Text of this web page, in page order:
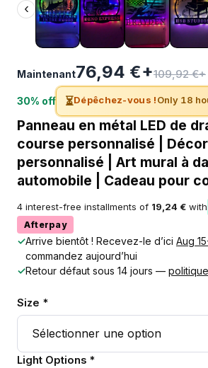
‹
Maintenant76,94 €+109,92 €+
30% off ⏳Dépêchez-vous !Only 18
Panneau en métal LED de
course personnalisé |
personnalisé | Art mural à
automobile | Cadeau pour
4 interest-free installments of 19,24 € with
Afterpay
✓Arrive bientôt ! Recevez-le d’ici Aug
commandez aujourd’hui
✓Retour défaut sous 14 jours —
Size *
Light Options *